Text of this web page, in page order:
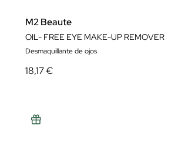
M2 Beaute
OIL- FREE EYE MAKE-UP REMOVER
Desmaquillante de ojos
18,17 €